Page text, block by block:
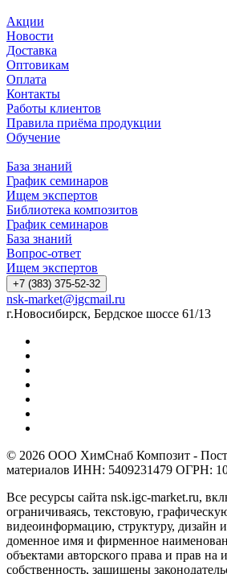
Акции
Новости
Доставка
Оптовикам
Оплата
Контакты
Работы клиентов
Правила приёма продукции
Обучение
База знаний
График семинаров
Ищем экспертов
Библиотека композитов
График семинаров
База знаний
Вопрос-ответ
Ищем экспертов
+7 (383) 375-52-32
nsk-market@igcmail.ru
г.Новосибирск, Бердское шоссе 61/13
© 2026 ООО ХимСнаб Композит -
материалов ИНН: 5409231479 ОГРН:
Все ресурсы сайта nsk.igc-market.ru,
ограничиваясь, текстовую,
видеоинформацию, структуру, дизайн
доменное имя и фирменное
объектами авторского права и прав на
собственность, защищены